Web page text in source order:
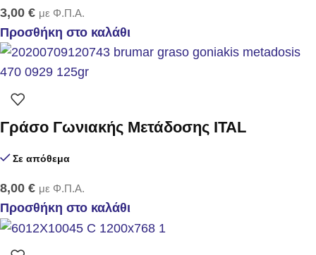
3,00 € με Φ.Π.Α.
Προσθήκη στο καλάθι
Γράσο Γωνιακής Μετάδοσης ITAL
Σε απόθεμα
8,00 € με Φ.Π.Α.
Προσθήκη στο καλάθι